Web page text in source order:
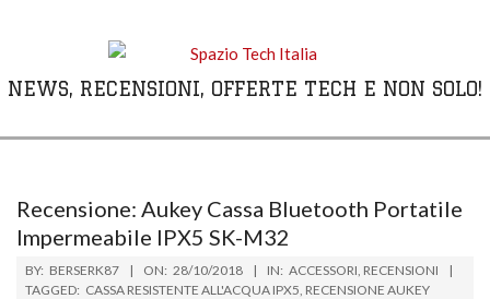
NEWS, RECENSIONI, OFFERTE TECH E NON SOLO!
MenuRecensione: Aukey Cassa Bluetooth Portatile
Impermeabile IPX5 SK-M32
BY: BERSERK87 ON: 28/10/2018 IN: ACCESSORI RECENSIONI
TAGGED: CASSA RESISTENTE ALL'ACQUA IPX5 RECENSIONE AUKEY